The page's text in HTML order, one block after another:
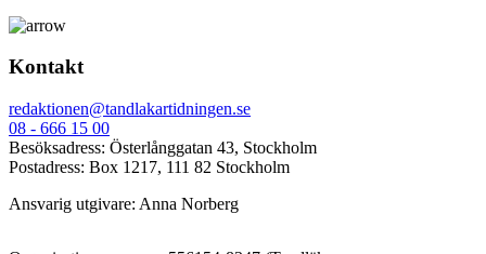
Kontakt
redaktionen@tandlakartidningen.se
08 - 666 15 00
Besöksadress: Österlånggatan 43, Stockholm
Postadress: Box 1217, 111 82 Stockholm
Ansvarig utgivare: Anna Norberg